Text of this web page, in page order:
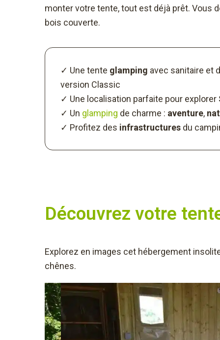
monter votre tente, tout est déjà prêt. Vous
bois couverte.
✓ Une tente glamping avec sanitaire et
version Classic
✓ Une localisation parfaite pour explorer
✓ Un glamping de charme : aventure,
✓ Profitez des infrastructuresdu
Découvrez votre
Explorez en images cet hébergement
chênes.